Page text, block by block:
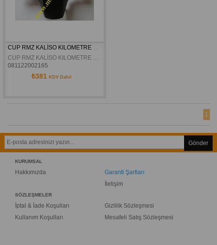
CUP RMZ KALİSO KILOMETRE PLASTIGI
CUP RMZ KALİSO KILOMETRE PLASTIGI
081122002165
₺381 KDV Dahil
1
Gönder
KURUMSAL
Hakkımızda
Garanti Şartları
İletişim
SÖZLEŞMELER
İptal & İade Koşulları
Kullanım Koşulları
Gizlilik Sözleşmesi
Mesafeli Satış Sözleşmesi